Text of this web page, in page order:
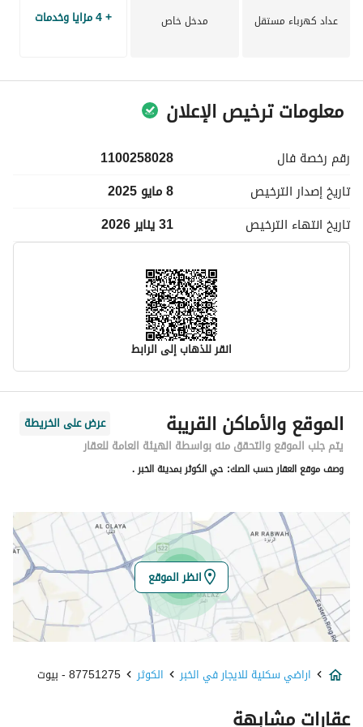
عداد كهرباء مستقل مدخل خاص + 4 مزايا وخدمات
معلومات ترخيص الإعلان
رقم رخصة فال
1100258028
تاريخ إصدار الترخيص
8 مايو 2025
تاريخ انتهاء الترخيص 31 يناير 2026
انقر للذهاب إلى الرابط
معلومات مسؤول الإعلان
اسم المسؤول
-
رقم المسؤول
-
الموقع
المنطقة
المنطقة الشرقية
المدينة
الخبر
الحي
الكوثر
اسم الشارع
12
الرمز البريدي
الموقع والأماكن القريبة
عرض على الخريطة
يتم جلب الموقع والتحقق منه بواسطة الهيئة العامة للعقار
وصف موقع العقار حسب الصك: حي الكوثر بمدينة الخبر .
انظر الموقع
اراضي سكنية للايجار في الخبر الكوثر 87751275 - بيوت
عقارات مشابهة